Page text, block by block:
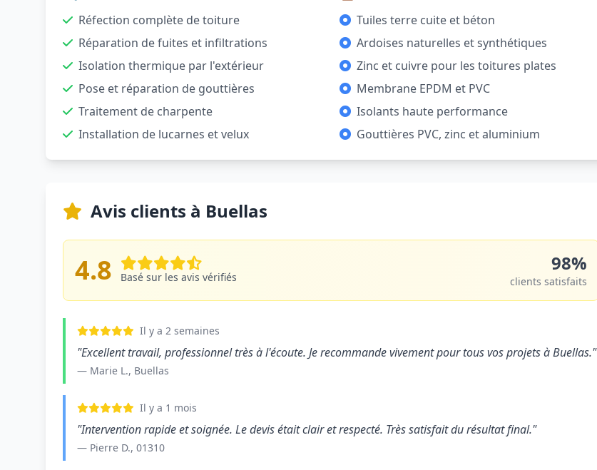
Réfection complète de toiture
Réparation de fuites et infiltrations
Isolation thermique par l'extérieur
Pose et réparation de gouttières
Traitement de charpente
Installation de lucarnes et velux
Tuiles terre cuite et béton
Ardoises naturelles et synthétiques
Zinc et cuivre pour les toitures plates
Membrane EPDM et PVC
Isolants haute performance
Gouttières PVC, zinc et aluminium
Avis clients à Buellas
4.8 Basé sur les avis vérifiés
98%
clients satisfaits
Il y a 2 semaines
"Excellent travail, professionnel très à l'écoute. Je recommande vivement pour tous vos projets à Buellas."
— Marie L., Buellas
Il y a 1 mois
"Intervention rapide et soignée. Le devis était clair et respecté. Très satisfait du résultat final."
— Pierre D., 01310